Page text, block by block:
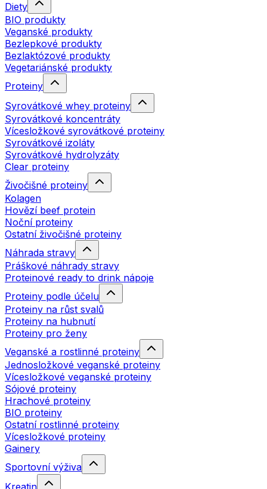
Diety
BIO produkty
Veganské produkty
Bezlepkové produkty
Bezlaktózové produkty
Vegetariánské produkty
Proteiny
Syrovátkové whey proteiny
Syrovátkové koncentráty
Vícesložkové syrovátkové proteiny
Syrovátkové izoláty
Syrovátkové hydrolyzáty
Clear proteiny
Živočišné proteiny
Kolagen
Hovězí beef protein
Noční proteiny
Ostatní živočišné proteiny
Náhrada stravy
Práškové náhrady stravy
Proteinové ready to drink nápoje
Proteiny podle účelu
Proteiny na růst svalů
Proteiny na hubnutí
Proteiny pro ženy
Veganské a rostlinné proteiny
Jednosložkové veganské proteiny
Vícesložkové veganské proteiny
Sójové proteiny
Hrachové proteiny
BIO proteiny
Ostatní rostlinné proteiny
Vícesložkové proteiny
Gainery
Sportovní výživa